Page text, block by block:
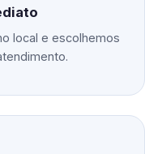
local e escolhemos